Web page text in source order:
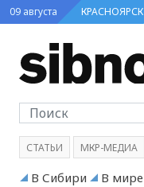
09 августа КРАСНОЯРСК
СТАТЬИ МКР-МЕДИА
В Сибири В мире